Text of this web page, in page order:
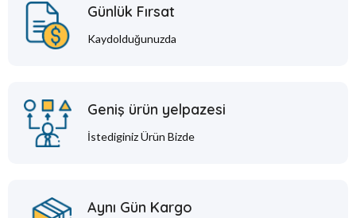
Günlük Fırsat
Kaydolduğunuzda
Geniş ürün yelpazesi
İstediginiz Ürün Bizde
Aynı Gün Kargo